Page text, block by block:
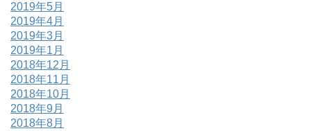
2019年5月
2019年4月
2019年3月
2019年1月
2018年12月
2018年11月
2018年10月
2018年9月
2018年8月